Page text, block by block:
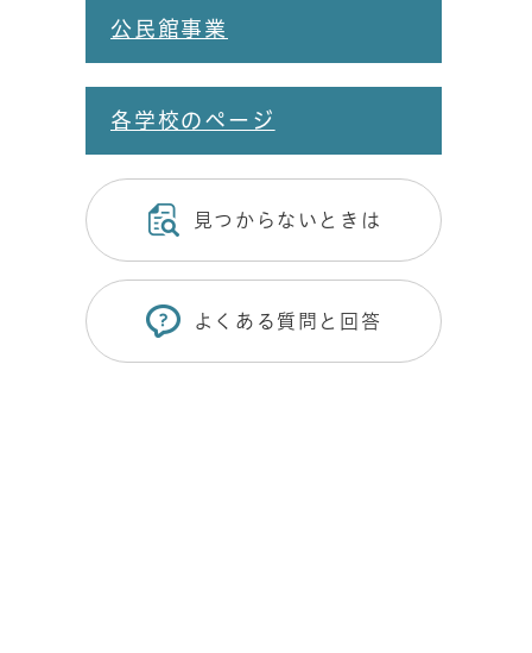
公民館事業
各学校のページ
見つからないときは
よくある質問と回答